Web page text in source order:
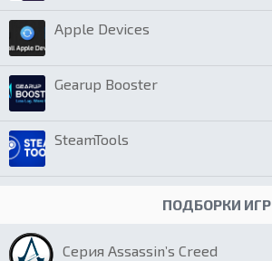
Apple Devices
Gearup Booster
SteamTools
ПОДБОРКИ ИГР
Серия Assassin’s Creed